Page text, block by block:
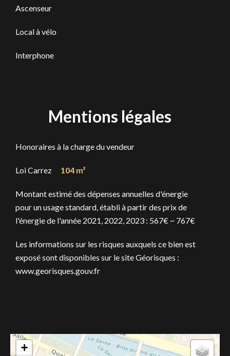
Ascenseur
Local à vélo
Interphone
Mentions légales
Honoraires à la charge du vendeur
Loi Carrez 104 m²
Montant estimé des dépenses annuelles d'énergie
pour un usage standard, établi à partir des prix de
l'énergie de l'année 2021, 2022, 2023 : 567€ ~ 767€
Les informations sur les risques auxquels ce bien est
exposé sont disponibles sur le site Géorisques :
www.georisques.gouv.fr
+